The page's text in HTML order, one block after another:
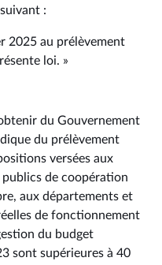
:
2025 au prélèvement
loi. »
du Gouvernement
du prélèvement
versées aux
de coopération
aux départements et
de fonctionnement
du budget
sont supérieures à 40